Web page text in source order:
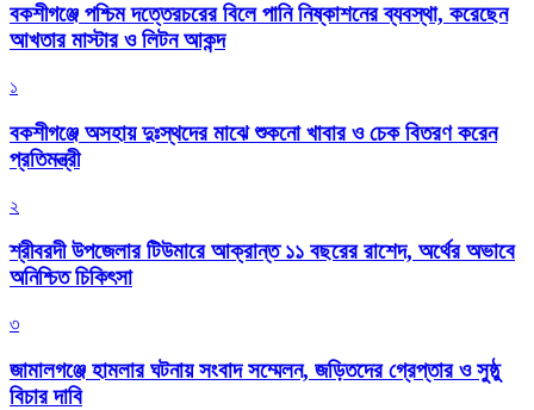
বকশীগঞ্জে পশ্চিম দত্তেরচরের বিলে পানি নিষ্কাশনের ব্যবস্থা, করেছেন
আখতার মাস্টার ও লিটন আকন্দ
১
বকশীগঞ্জে অসহায় দুঃস্থদের মাঝে শুকনো খাবার ও চেক বিতরণ করেন
প্রতিমন্ত্রী
২
শ্রীবরদী উপজেলার টিউমারে আক্রান্ত ১১ বছরের রাশেদ, অর্থের অভাবে
অনিশ্চিত চিকিৎসা
৩
জামালগঞ্জে হামলার ঘটনায় সংবাদ সম্মেলন, জড়িতদের গ্রেপ্তার ও সুষ্ঠু
বিচার দাবি